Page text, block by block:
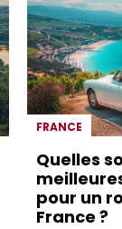
FRANCE
Quelles
pour un
France ?